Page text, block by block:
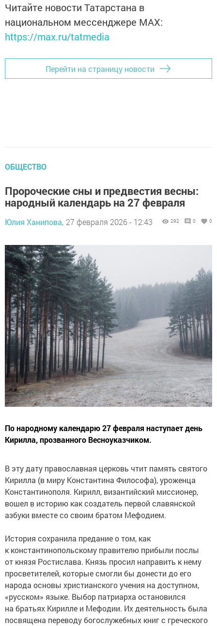
Читайте новости Татарстана в
национальном мессенджере MАХ:
https://max.ru/tatmedia
Перейти на страницу новости
ОБЩЕСТВО
Пророческие сны и предвестия весны:
народный календарь на 27 февраля
Юлия Ханипова, 27 февраля 2026 - 12:43 292 0 0
По народному календарю 27 февраля наступает день
Кирилла, прозванного Весноуказчиком.
В эту дату православная церковь чтит память святого
Кирилла (в миру Константина Философа), уроженца
Константинополя. Кирилл, византийский миссионер,
вошел в историю как создатель первой славянской
азбуки вместе со своим братом Мефодием.
История сохранила предание о том, как
к константинопольскому правителю прибыли послы
от князя Ростислава. Князь просил направить к нему
просветителей, которые смогли бы донести до его
народа основы христианского учения на доступном,
«русском» языке. Выбор патриарха остановился
на братьях Кирилле и Мефодии. Их деятельность была
посвящена переводу богослужебных книг с греческого